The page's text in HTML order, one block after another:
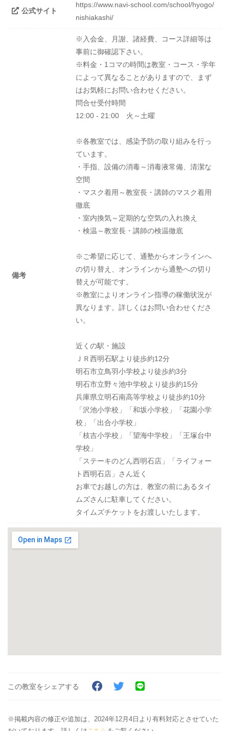
公式サイト
https://www.navi-school.com/school/hyogo/
nishiakashi/
備考
※入会金、月謝、諸経費、コース詳細等は
事前に御確認下さい。
※料金・1コマの時間は教室・コース・学年
によって異なることがありますので、まず
はお気軽にお問い合わせください。
問合せ受付時間
12:00 - 21:00 火～土曜
※各教室では、感染予防の取り組みを行っ
ています。
・手指、設備の消毒～消毒液常備、清潔な
空間
・マスク着用～教室長・講師のマスク着用
徹底
・室内換気～定期的な空気の入れ換え
・検温～教室長・講師の検温徹底
※ご希望に応じて、通塾からオンラインへ
の切り替え、オンラインから通塾への切り
替えが可能です。
※教室によりオンライン指導の稼働状況が
異なります。詳しくはお問い合わせくださ
い。
近くの駅・施設
ＪＲ西明石駅より徒歩約12分
明石市立鳥羽小学校より徒歩約3分
明石市立野々池中学校より徒歩約15分
兵庫県立明石南高等学校より徒歩約10分
「沢池小学校」「和坂小学校」「花園小学
校」「出合小学校」
「枝吉小学校」「望海中学校」「王塚台中
学校」
「ステーキのどん西明石店」「ライフォー
ト西明石店」さん近く
お車でお越しの方は、教室の前にあるタイ
ムズさんに駐車してください。
タイムズチケットをお渡しいたします。
この教室をシェアする
※掲載内容の修正や追加は、2024年12月4日より有料対応とさせていた